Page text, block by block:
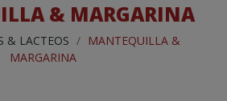
& MARGARINA
& LACTEOS
MANTEQUILLA &
MARGARINA